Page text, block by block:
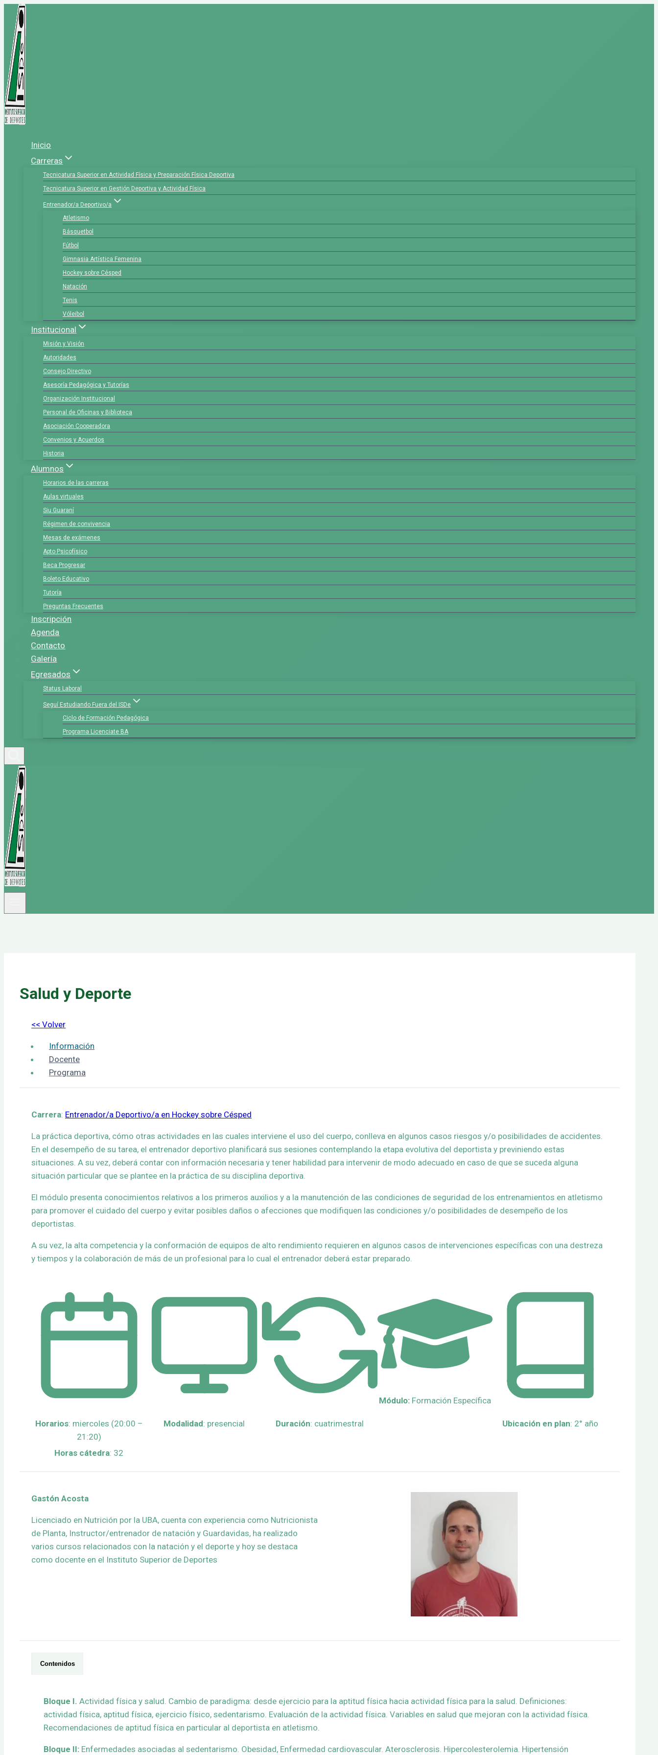
Saltar
contenido
Inicio
Carreras
Tecnicatura Superior en Actividad Física y Preparación Física Deportiva
Tecnicatura Superior en Gestión Deportiva y Actividad Física
Entrenador/a Deportivo/a
Atletismo
Básquetbol
Fútbol
Gimnasia Artística Femenina
Hockey sobre Césped
Natación
Tenis
Vóleibol
Institucional
Misión y Visión
Autoridades
Consejo Directivo
Asesoría Pedagógica y Tutorías
Organización Institucional
Personal de Oficinas y Biblioteca
Asociación Cooperadora
Convenios y Acuerdos
Historia
Alumnos
Horarios de las carreras
Aulas virtuales
Siu Guaraní
Régimen de convivencia
Mesas de exámenes
Apto Psicofísico
Beca Progresar
Boleto Educativo
Tutoría
Preguntas Frecuentes
Inscripción
Agenda
Contacto
Galería
Egresados
Status Laboral
Seguí Estudiando Fuera del ISDe
Ciclo de Formación Pedagógica
Programa Licenciate BA
Salud y Deporte
<< Volver
Información
Docente
Programa
Carrera: Entrenador/a Deportivo/a en Hockey sobre Césped
La práctica deportiva, cómo otras actividades en las cuales interviene el uso del cuerpo, conlleva en algunos casos riesgos y/o posibilidades de accidentes.
En el desempeño de su tarea, el entrenador deportivo planificará sus sesiones contemplando la etapa evolutiva del deportista y previniendo estas
situaciones. A su vez, deberá contar con información necesaria y tener habilidad para intervenir de modo adecuado en caso de que se suceda alguna
situación particular que se plantee en la práctica de su disciplina deportiva.
El módulo presenta conocimientos relativos a los primeros auxilios y a la manutención de las condiciones de seguridad de los entrenamientos en atletismo
para promover el cuidado del cuerpo y evitar posibles daños o afecciones que modifiquen las condiciones y/o posibilidades de desempeño de los
deportistas.
A su vez, la alta competencia y la conformación de equipos de alto rendimiento requieren en algunos casos de intervenciones específicas con una destreza
y tiempos y la colaboración de más de un profesional para lo cual el entrenador deberá estar preparado.
Horarios: miercoles (20:00 –
21:20)
Horas cátedra: 32
Modalidad: presencial Duración: cuatrimestral
Módulo: Formación Específica
Ubicación en plan: 2° año
Gastón Acosta
Licenciado en Nutrición por la UBA, cuenta con experiencia como Nutricionista
de Planta, Instructor/entrenador de natación y Guardavidas, ha realizado
varios cursos relacionados con la natación y el deporte y hoy se destaca
como docente en el Instituto Superior de Deportes
Contenidos
Bloque I. Actividad física y salud. Cambio de paradigma: desde ejercicio para la aptitud física hacia actividad física para la salud. Definiciones:
actividad física, aptitud física, ejercicio físico, sedentarismo. Evaluación de la actividad física. Variables en salud que mejoran con la actividad física.
Recomendaciones de aptitud física en particular al deportista en atletismo.
Bloque II: Enfermedades asociadas al sedentarismo. Obesidad, Enfermedad cardiovascular. Aterosclerosis. Hipercolesterolemia. Hipertensión